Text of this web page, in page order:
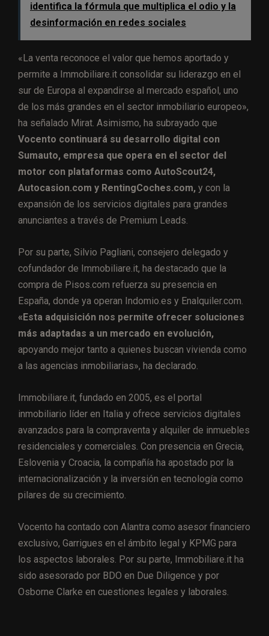
identifica la fórmula que multiplica el odio y la
desinformación en redes sociales
«La venta reconoce el valor que hemos aportado y
permite a Immobiliare.it consolidar su liderazgo en el
sur de Europa al expandirse al mercado español, uno
de los más grandes en el sector inmobiliario europeo»,
ha señalado Mirat. Asimismo, ha subrayado que
Vocento continuará su desarrollo digital con
Sumauto, empresa que opera en el sector del
motor con plataformas como AutoScout24,
Autocasion.com y RentingCoches.com, y con la
expansión de los servicios digitales para grandes
anunciantes a través de Premium Leads.
Por su parte, Silvio Pagliani, consejero delegado y
cofundador de Immobiliare.it, ha destacado que la
compra de Pisos.com refuerza su presencia en
España, donde ya operan Indomio.es y Enalquiler.com.
«Esta adquisición nos permite ofrecer soluciones
más adaptadas a un mercado en evolución,
apoyando mejor tanto a quienes buscan vivienda como
a las agencias inmobiliarias», ha declarado.
Immobiliare.it, fundado en 2005, es el portal
inmobiliario líder en Italia y ofrece servicios digitales
avanzados para la compraventa y alquiler de inmuebles
residenciales y comerciales. Con presencia en Grecia,
Eslovenia y Croacia, la compañía ha apostado por la
internacionalización y la inversión en tecnología como
pilares de su crecimiento.
Vocento ha contado con Alantra como asesor financiero
exclusivo, Garrigues en el ámbito legal y KPMG para
los aspectos laborales. Por su parte, Immobiliare.it ha
sido asesorado por BDO en Due Diligence y por
Osborne Clarke en cuestiones legales y laborales.